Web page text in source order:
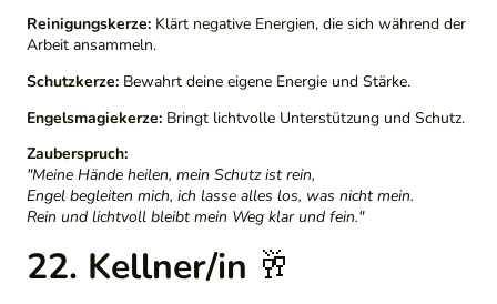
Reinigungskerze: Klärt negative Energien, die sich während der
Arbeit ansammeln.
Schutzkerze: Bewahrt deine eigene Energie und Stärke.
Engelsmagiekerze: Bringt lichtvolle Unterstützung und Schutz.
Zauberspruch:
"Meine Hände heilen, mein Schutz ist rein,
Engel begleiten mich, ich lasse alles los, was nicht mein.
Rein und lichtvoll bleibt mein Weg klar und fein."
22. Kellner/in 🥂